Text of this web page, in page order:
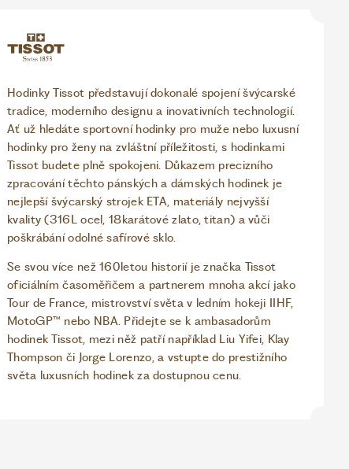
Hodinky Tissot představují dokonalé spojení švýcarské
tradice, moderního designu a inovativních technologií.
Ať už hledáte sportovní hodinky pro muže nebo luxusní
hodinky pro ženy na zvláštní příležitosti, s hodinkami
Tissot budete plně spokojeni. Důkazem precizního
zpracování těchto pánských a dámských hodinek je
nejlepší švýcarský strojek ETA, materiály nejvyšší
kvality (316L ocel, 18karátové zlato, titan) a vůči
poškrábání odolné safírové sklo.
Se svou více než 160letou historií je značka Tissot
oficiálním časoměřičem a partnerem mnoha akcí jako
Tour de France, mistrovství světa v ledním hokeji IIHF,
MotoGP™ nebo NBA. Přidejte se k ambasadorům
hodinek Tissot, mezi něž patří například Liu Yifei, Klay
Thompson či Jorge Lorenzo, a vstupte do prestižního
světa luxusních hodinek za dostupnou cenu.